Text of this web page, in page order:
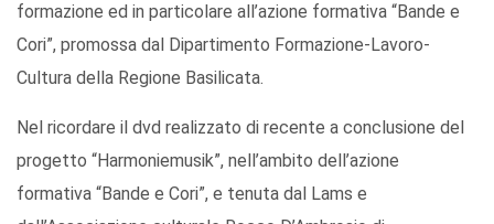
formazione ed in particolare all’azione formativa “Bande e
Cori”, promossa dal Dipartimento Formazione-Lavoro-
Cultura della Regione Basilicata.
Nel ricordare il dvd realizzato di recente a conclusione del
progetto “Harmoniemusik”, nell’ambito dell’azione
formativa “Bande e Cori”, e tenuta dal Lams e